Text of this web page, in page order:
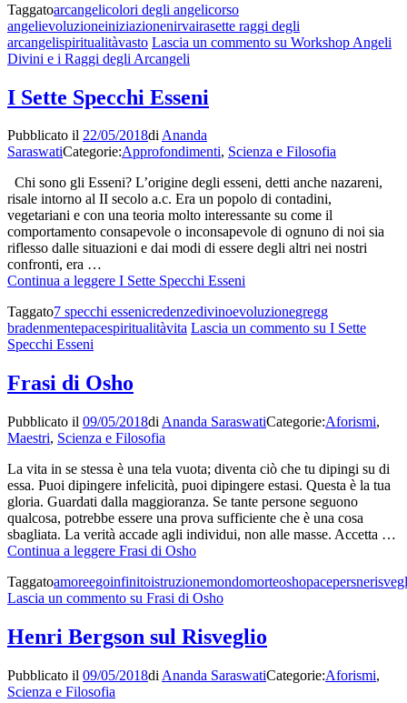
Taggatoarcangelicolori degli angelicorso
angelievoluzioneiniziazionenirvairasette raggi degli
arcangelispiritualitàvasto Lascia un commento su Workshop Angeli
Divini e i Raggi degli Arcangeli
I Sette Specchi Esseni
Pubblicato il 22/05/2018diAnanda
SaraswatiCategorie:Approfondimenti, Scienza e Filosofia
Chi sono gli Esseni? L’origine degli esseni, detti anche nazareni,
risale intorno al II secolo a.c. Era un popolo di contadini,
vegetariani e con una teoria molto interessante su come il
comportamento consapevole o inconsapevole di ognuno di noi sia
riflesso dalle situazioni e dai modi di essere degli altri nei nostri
confronti, era …
Continua a leggere I Sette Specchi Esseni
Taggato7 specchi essenicredenzedivinoevoluzionegregg
bradenmentepacespiritualitàvita Lascia un commento su I Sette
Specchi Esseni
Frasi di Osho
Pubblicato il 09/05/2018di Ananda SaraswatiCategorie:Aforismi,
Maestri, Scienza e Filosofia
La vita in se stessa è una tela vuota; diventa ciò che tu dipingi su di
essa. Puoi dipingere infelicità, puoi dipingere estasi. Questa è la tua
gloria. Guardati dalla maggioranza. Se tante persone seguono
qualcosa, potrebbe essere una prova sufficiente che è una cosa
sbagliata. La verità accade agli individui, non alle masse. Accetta …
Continua a leggere Frasi di Osho
Taggatoamoreegoinfinitoistruzionemondomorteoshopacepersne
Lascia un commento su Frasi di Osho
Henri Bergson sul Risveglio
Pubblicato il 09/05/2018di Ananda SaraswatiCategorie:Aforismi,
Scienza e Filosofia